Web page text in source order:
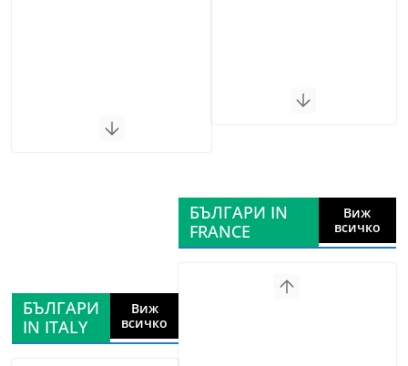
БЪЛГАРИ
IN ITALY
Виж
всичко
БЪЛГАРИ IN
FRANCE
Виж
всичко